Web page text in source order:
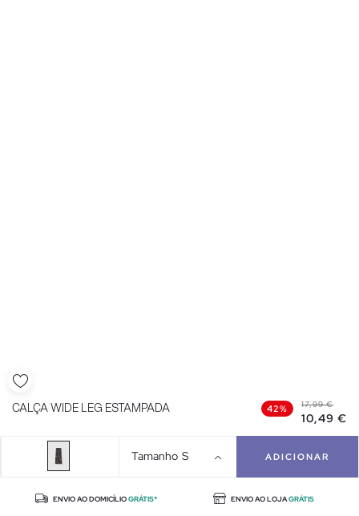
CALÇA WIDE LEG ESTAMPADA 42% 17,99 €
10,49 €
Tamanho S ADICIONAR
ENVIO AO DOMICÍLIOGRÁTIS* ENVIO AO LOJAGRÁTIS